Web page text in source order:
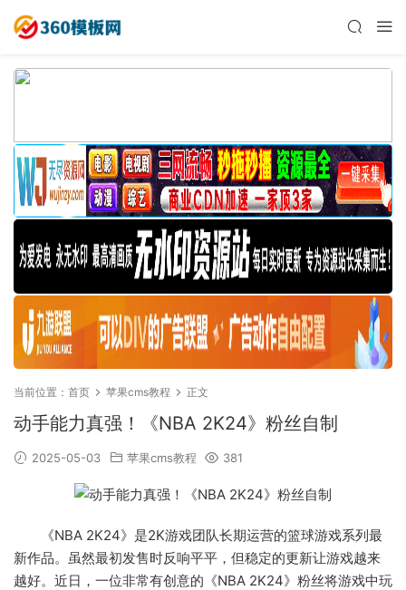
当前位置： 首页 苹果cms教程 正文
动手能力真强！《NBA 2K24》粉丝自制
2025-05-03 苹果cms教程 381
《NBA 2K24》是2K游戏团队长期运营的篮球游戏系列最
新作品。虽然最初发售时反响平平，但稳定的更新让游戏越来
越好。近日，一位非常有创意的《NBA 2K24》粉丝将游戏中玩